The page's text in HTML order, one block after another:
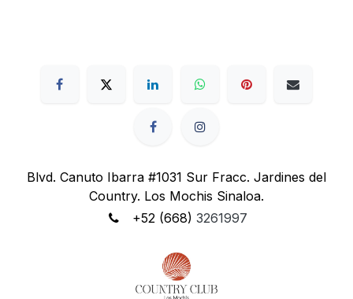
Blvd. Canuto Ibarra #1031 Sur Fracc. Jardines del
Country. Los Mochis Sinaloa.
+52 (668) 3261997